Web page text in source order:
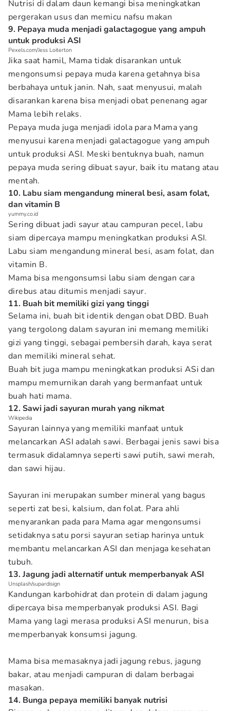
Nutrisi di dalam daun kemangi bisa meningkatkan
pergerakan usus dan memicu nafsu makan
9. Pepaya muda menjadi galactagogue yang ampuh
untuk produksi ASI
Pexels.com/Jess Loiterton
Jika saat hamil, Mama tidak disarankan untuk
mengonsumsi pepaya muda karena getahnya bisa
berbahaya untuk janin. Nah, saat menyusui, malah
disarankan karena bisa menjadi obat penenang agar
Mama lebih relaks.
Pepaya muda juga menjadi idola para Mama yang
menyusui karena menjadi galactagogue yang ampuh
untuk produksi ASI. Meski bentuknya buah, namun
pepaya muda sering dibuat sayur, baik itu matang atau
mentah.
10. Labu siam mengandung mineral besi, asam folat,
dan vitamin B
yummy.co.id
Sering dibuat jadi sayur atau campuran pecel, labu
siam dipercaya mampu meningkatkan produksi ASI.
Labu siam mengandung mineral besi, asam folat, dan
vitamin B.
Mama bisa mengonsumsi labu siam dengan cara
direbus atau ditumis menjadi sayur.
11. Buah bit memiliki gizi yang tinggi
Selama ini, buah bit identik dengan obat DBD. Buah
yang tergolong dalam sayuran ini memang memiliki
gizi yang tinggi, sebagai pembersih darah, kaya serat
dan memiliki mineral sehat.
Buah bit juga mampu meningkatkan produksi ASi dan
mampu memurnikan darah yang bermanfaat untuk
buah hati mama.
12. Sawi jadi sayuran murah yang nikmat
Wikipedia
Sayuran lainnya yang memiliki manfaat untuk
melancarkan ASI adalah sawi. Berbagai jenis sawi bisa
termasuk didalamnya seperti sawi putih, sawi merah,
dan sawi hijau.
Sayuran ini merupakan sumber mineral yang bagus
seperti zat besi, kalsium, dan folat. Para ahli
menyarankan pada para Mama agar mengonsumsi
setidaknya satu porsi sayuran setiap harinya untuk
membantu melancarkan ASI dan menjaga kesehatan
tubuh.
13. Jagung jadi alternatif untuk memperbanyak ASI
Unsplash/supardisign
Kandungan karbohidrat dan protein di dalam jagung
dipercaya bisa memperbanyak produksi ASI. Bagi
Mama yang lagi merasa produksi ASI menurun, bisa
memperbanyak konsumsi jagung.
Mama bisa memasaknya jadi jagung rebus, jagung
bakar, atau menjadi campuran di dalam berbagai
masakan.
14. Bunga pepaya memiliki banyak nutrisi